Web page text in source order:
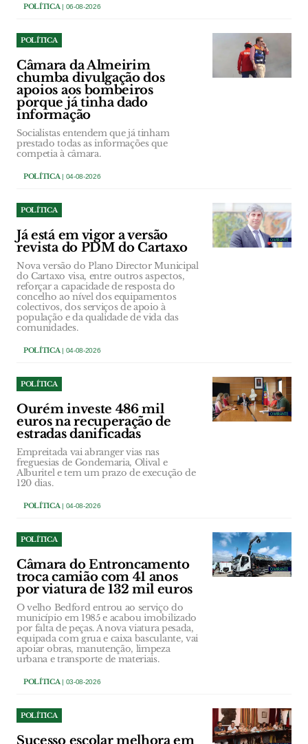
POLÍTICA| 06-08-2026
POLÍTICA
Câmara da Almeirim
chumba divulgação dos
apoios aos bombeiros
porque já tinha dado
informação
Socialistas entendem que já tinham
prestado todas as informações que
competia à câmara.
POLÍTICA| 04-08-2026
POLÍTICA
Já está em vigor a versão
revista do PDM do Cartaxo
Nova versão do Plano Director Municipal
do Cartaxo visa, entre outros aspectos,
reforçar a capacidade de resposta do
concelho ao nível dos equipamentos
colectivos, dos serviços de apoio à
população e da qualidade de vida das
comunidades.
POLÍTICA| 04-08-2026
POLÍTICA
Ourém investe 486 mil
euros na recuperação de
estradas danificadas
Empreitada vai abranger vias nas
freguesias de Gondemaria, Olival e
Alburitel e tem um prazo de execução de
120 dias.
POLÍTICA| 04-08-2026
POLÍTICA
Câmara do Entroncamento
troca camião com 41 anos
por viatura de 132 mil euros
O velho Bedford entrou ao serviço do
município em 1985 e acabou imobilizado
por falta de peças. A nova viatura pesada,
equipada com grua e caixa basculante, vai
apoiar obras, manutenção, limpeza
urbana e transporte de materiais.
POLÍTICA| 03-08-2026
POLÍTICA
Sucesso escolar melhora em